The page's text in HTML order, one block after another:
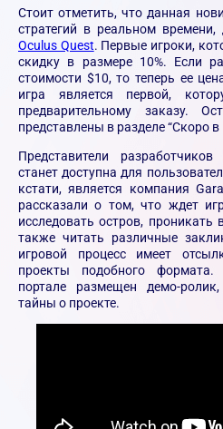
Стоит отметить, что данная
стратегий в реальном времени,
Oculus Quest. Первые игроки,
скидку в размере 10%. Если
стоимости $10, то теперь ее
игра является первой,
предварительному заказу.
представлены в разделе “Скоро
Представители
станет доступна для
кстати, является компания
рассказали о том, что ждет
исследовать остров,
также читать различные
игровой процесс имеет
проекты подобного
портале размещен демо-
тайны о проекте.